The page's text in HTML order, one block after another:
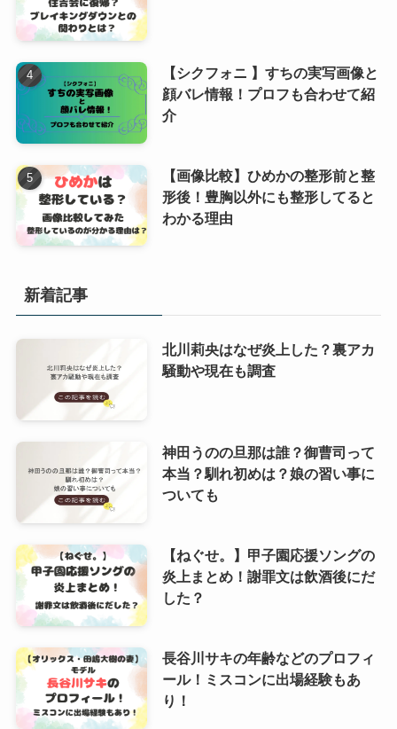
【シクフォニ 】すちの実写画像と
顔バレ情報！プロフも合わせて紹
介
【画像比較】ひめかの整形前と整
形後！豊胸以外にも整形してると
わかる理由
新着記事
北川莉央はなぜ炎上した？裏アカ
騒動や現在も調査
神田うのの旦那は誰？御曹司って
本当？馴れ初めは？娘の習い事に
ついても
【ねぐせ。】甲子園応援ソングの
炎上まとめ！謝罪文は飲酒後にだ
した？
長谷川サキの年齢などのプロフィ
ール！ミスコンに出場経験もあ
り！